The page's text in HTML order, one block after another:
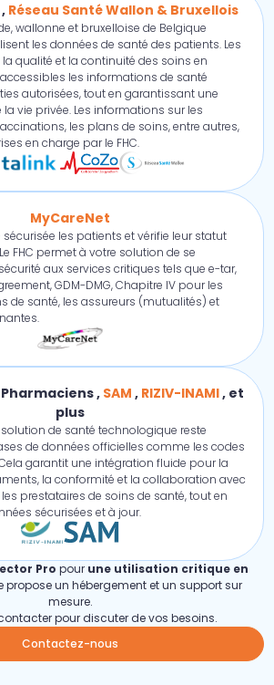
, Réseau Santé Wallon & Bruxellois
wallonne et bruxelloise de Belgique
les données de santé des patients. Les
qualité et la continuité des soins en
les informations de santé
autorisées, tout en garantissant une
vie privée. Les informations sur les
les plans de soins, entre autres,
en charge par le FHC.
MyCareNet
les patients et vérifie leur statut
FHC permet à votre solution de se
aux services critiques tels que e-tar,
GDM-DMG, Chapitre IV pour les
de santé, les assureurs (mutualités) et
Pharmaciens, SAM , RIZIV-INAMI, et
plus
solution de santé technologique reste
de données officielles comme les codes
Cela garantit une intégration fluide pour la
la conformité et la collaboration avec
prestataires de soins de santé, tout en
sécurisées et à jour.
Pro pour une utilisation critique en
propose un hébergement et un support sur
mesure.
pour discuter de vos besoins.
Contactez-nous